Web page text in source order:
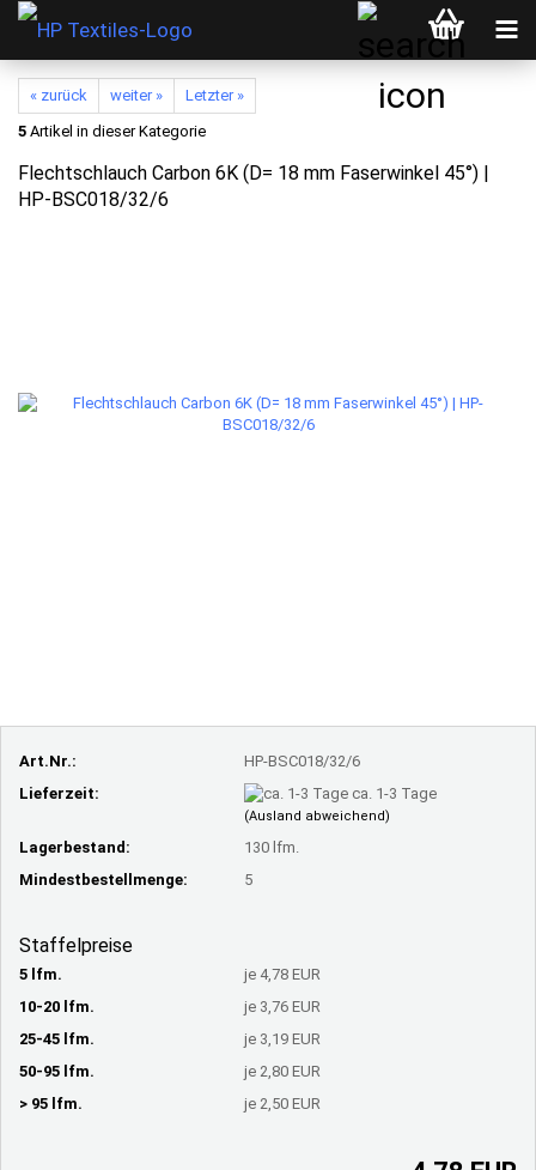
« zurück weiter »
Letzter »
5 Artikel in dieser Kategorie
Flechtschlauch Carbon 6K (D= 18 mm Faserwinkel 45°) |
HP-BSC018/32/6
Art.Nr.:
HP-BSC018/32/6
Lieferzeit:
ca. 1-3 Tage
(Ausland abweichend)
Lagerbestand: 130 lfm.
Mindestbestellmenge:
5
Staffelpreise
5 lfm.
je 4,78 EUR
10-20 lfm.
je 3,76 EUR
25-45 lfm.
je 3,19 EUR
50-95 lfm.
je 2,80 EUR
> 95 lfm.
je 2,50 EUR